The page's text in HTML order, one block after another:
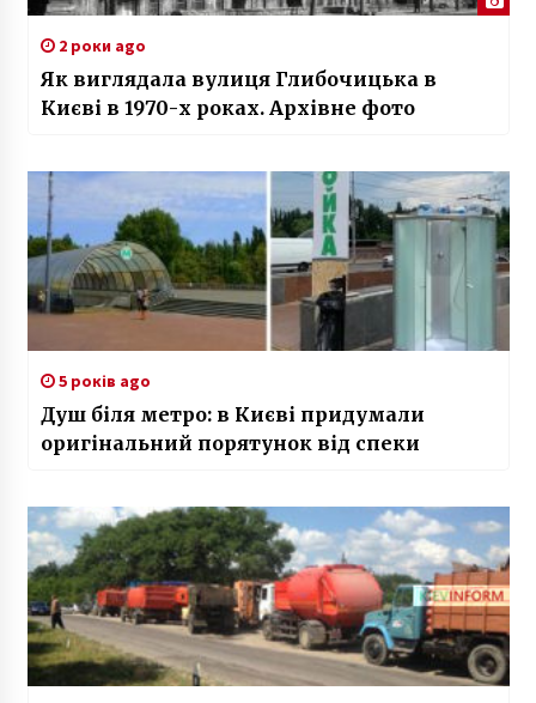
2 роки ago
Як виглядала вулиця Глибочицька в
Києві в 1970-х роках. Архівне фото
5 років ago
Душ біля метро: в Києві придумали
оригінальний порятунок від спеки